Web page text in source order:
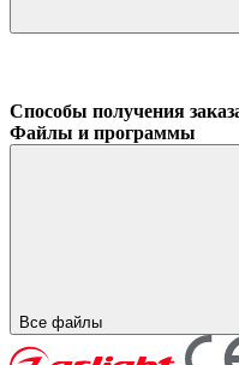
Способы получения
Файлы и программы
Все файлы